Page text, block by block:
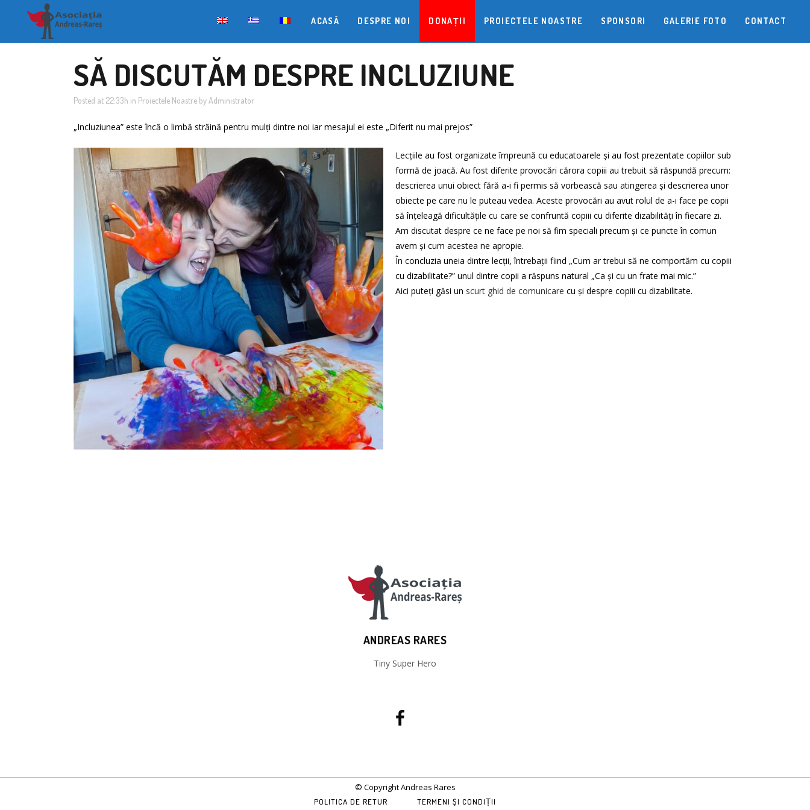
ACASĂ DESPRE NOI DONAȚII PROIECTELE NOASTRE SPONSORI GALERIE FOTO CONTACT
SĂ DISCUTĂM DESPRE INCLUZIUNE
Posted at 22:33h in Proiectele Noastre byAdministrator
„Incluziunea” este încă o limbă străină pentru mulți dintre noi iar mesajul ei este „Diferit nu mai prejos”
Lecțiile au fost organizate împreună cu educatoarele și au fost prezentate copiilor sub
formă de joacă. Au fost diferite provocări cărora copiii au trebuit să răspundă precum:
descrierea unui obiect fără a-i fi permis să vorbească sau atingerea și descrierea unor
obiecte pe care nu le puteau vedea. Aceste provocări au avut rolul de a-i face pe copii
să înțeleagă dificultățile cu care se confruntă copiii cu diferite dizabilități în fiecare zi.
Am discutat despre ce ne face pe noi să fim speciali precum și ce puncte în comun
avem și cum acestea ne apropie.
În concluzia uneia dintre lecții, întrebații fiind „Cum ar trebui să ne comportăm cu copiii
cu dizabilitate?” unul dintre copii a răspuns natural „Ca și cu un frate mai mic.”
Aici puteți găsi un scurt ghid de comunicare cu și despre copiii cu dizabilitate.
ANDREAS RARES
Tiny Super Hero
© Copyright Andreas Rares
POLITICA DE RETUR TERMENI ȘI CONDIȚII